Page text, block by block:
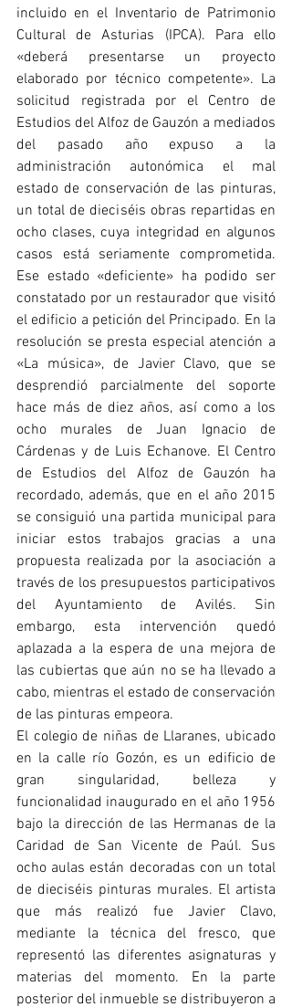
incluido en el Inventario de Patrimonio
Cultural de Asturias (IPCA). Para ello
«deberá presentarse un proyecto
elaborado por técnico competente». La
solicitud registrada por el Centro de
Estudios del Alfoz de Gauzón a mediados
del pasado año expuso a la
administración autonómica el mal
estado de conservación de las pinturas,
un total de dieciséis obras repartidas en
ocho clases, cuya integridad en algunos
casos está seriamente comprometida.
Ese estado «deficiente» ha podido ser
constatado por un restaurador que visitó
el edificio a petición del Principado. En la
resolución se presta especial atención a
«La música», de Javier Clavo, que se
desprendió parcialmente del soporte
hace más de diez años, así como a los
ocho murales de Juan Ignacio de
Cárdenas y de Luis Echanove. El Centro
de Estudios del Alfoz de Gauzón ha
recordado, además, que en el año 2015
se consiguió una partida municipal para
iniciar estos trabajos gracias a una
propuesta realizada por la asociación a
través de los presupuestos participativos
del Ayuntamiento de Avilés. Sin
embargo, esta intervención quedó
aplazada a la espera de una mejora de
las cubiertas que aún no se ha llevado a
cabo, mientras el estado de conservación
de las pinturas empeora.
El colegio de niñas de Llaranes, ubicado
en la calle río Gozón, es un edificio de
gran singularidad, belleza y
funcionalidad inaugurado en el año 1956
bajo la dirección de las Hermanas de la
Caridad de San Vicente de Paúl. Sus
ocho aulas están decoradas con un total
de dieciséis pinturas murales. El artista
que más realizó fue Javier Clavo,
mediante la técnica del fresco, que
representó las diferentes asignaturas y
materias del momento. En la parte
posterior del inmueble se distribuyeron a